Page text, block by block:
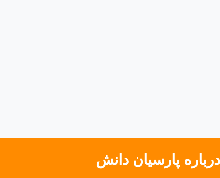
درباره پارسیان دانش